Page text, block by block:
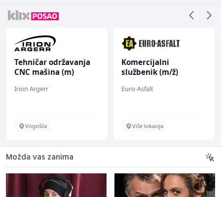
Tehničar održavanja
CNC mašina (m)
Irion Argerr
Vogošća
Komercijalni
službenik (m/ž)
Euro-Asfalt
Više lokacija
Možda vas zanima